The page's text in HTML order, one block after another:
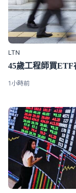
LTN
1小時前